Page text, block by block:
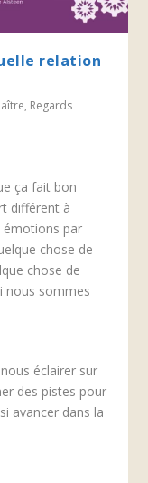
relation
, Regards
ça fait bon
différent à
émotions par
chose de
chose de
nous sommes
éclairer sur
des pistes pour
avancer dans la